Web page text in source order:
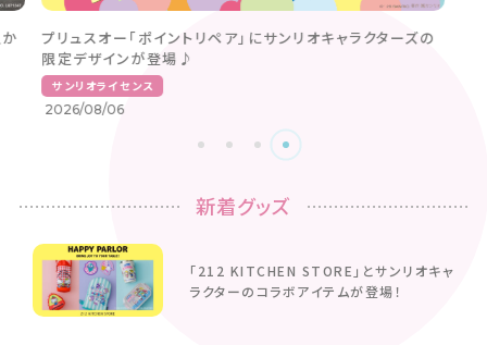
プリュスオー「ポイントリペア」にサンリオキャラクターズの
限定デザインが登場♪
サンリオライセンス
2026/08/06
新着グッズ
「212 KITCHEN STORE」とサンリオキャ
ラクターのコラボアイテムが登場！